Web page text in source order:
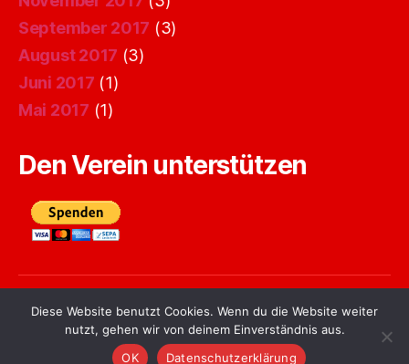
September 2017 (3)
August 2017 (3)
Juni 2017 (1)
Mai 2017 (1)
Den Verein unterstützen
© 2026ZCC e.V. Homepage
Datenschutzerklärung
Nach oben↑
Diese Website benutzt Cookies. Wenn du die Website weiter
nutzt, gehen wir von deinem Einverständnis aus.
OK
Datenschutzerklärung